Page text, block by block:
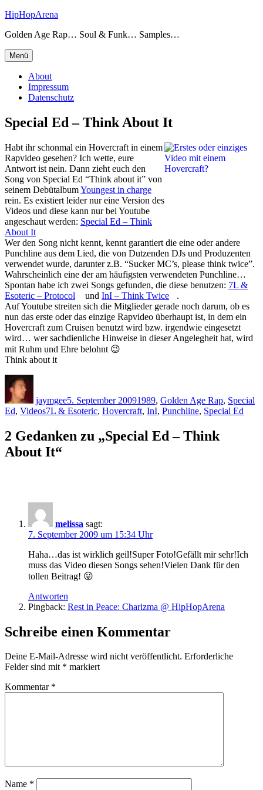
Zum
springen
HipHopArena
Golden Age Rap… Soul & Funk… Samples…
Menü
About
Impressum
Datenschutz
Special Ed – Think About It
Habt ihr schonmal ein Hovercraft in einem
Rapvideo gesehen? Ich wette, eure
Antwort ist nein. Dann zieht euch den
Song von Special Ed “Think about it” von
seinem DebütalbumYoungest in charge
rein. Es existiert leider nur eine Version des
Videos und diese kann nur bei Youtube
angeschaut werden: Special Ed – Think
About It
Wer den Song nicht kennt, kennt garantiert die eine oder andere
Punchline aus dem Lied, die von Dutzenden DJs und Produzenten
verwendet wurde, darunter z.B. “Sucker MC’s, please think twice”.
Wahrscheinlich eine der am häufigsten verwendeten Punchline…
Spontan habe ich zwei Songs gefunden, die diese benutzen: 7L &
Esoteric – Protocol
und InI – Think Twice
.
Auf Youtube streiten sich die Mitglieder gerade noch darum, ob es
nun das erste oder das einzige Rapvideo überhaupt ist, in dem ein
Hovercraft zum Cruisen benutzt wird bzw. irgendwie eingesetzt
wird… wer sachdienliche Hinweise in dieser Angelegheit hat, wird
mit Ruhm und Ehre belohnt 😉
Think about it
jaymgee5. September 20091989, Golden Age Rap, Special
Ed, VideosSchlagwörter
7L & Esoteric, Hovercraft, InI, Punchline, Special Ed
2 Gedanken zu „Special Ed – Think
About It“
melissa sagt:
7. September 2009 um 15:34 Uhr
Haha…das ist wirklich geil!Super Foto!Gefällt mir sehr!Ich
muss das Video diesen Songs sehen!Vielen Dank für den
tollen Beitrag! 😛
Antworten
Pingback: Rest in Peace: Charizma @ HipHopArena
Schreibe einen Kommentar
Deine E-Mail-Adresse wird nicht veröffentlicht. Erforderliche
Felder sind mit * markiert
Kommentar *
Name *